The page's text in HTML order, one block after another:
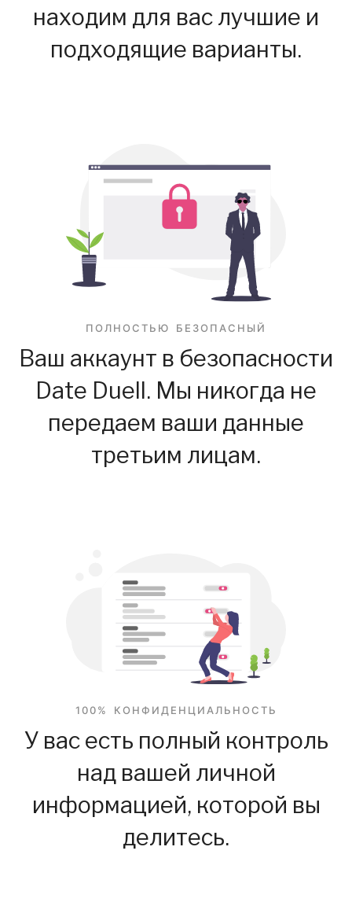
находим для вас лучшие и
подходящие варианты.
ПОЛНОСТЬЮ БЕЗОПАСНЫЙ
Ваш аккаунт в безопасности
Date Duell. Мы никогда не
передаем ваши данные
третьим лицам.
100% КОНФИДЕНЦИАЛЬНОСТЬ
У вас есть полный контроль
над вашей личной
информацией, которой вы
делитесь.